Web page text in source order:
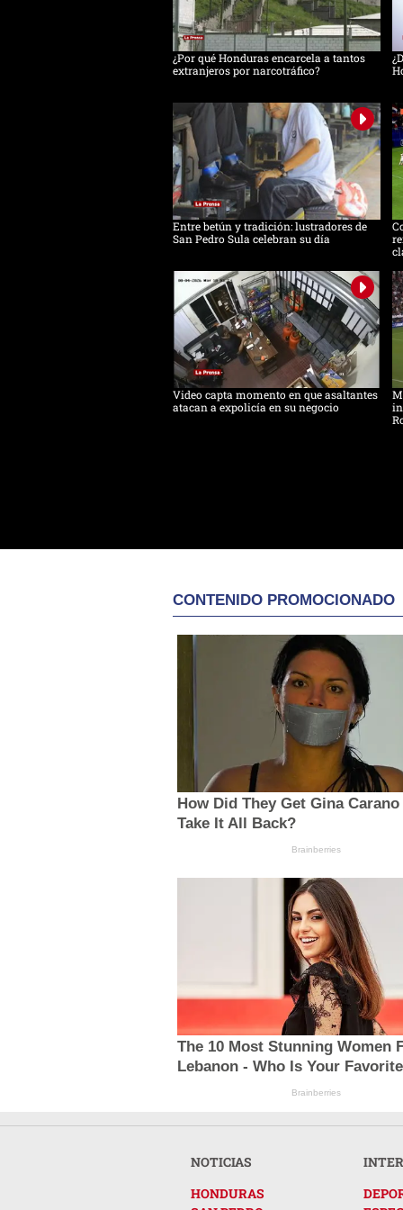
¿Por qué Honduras encarcela a tantos
extranjeros por narcotráfico?
Entre betún y tradición: lustradores de
San Pedro Sula celebran su día
Video capta momento en que asaltantes
atacan a expolicía en su negocio
CONTENIDO PROMOCIONADO
How Did They Get Gina Carano
Take It All Back?
Brainberries
The 10 Most Stunning Women
Lebanon - Who Is Your
Brainberries
NOTICIAS
HONDURAS